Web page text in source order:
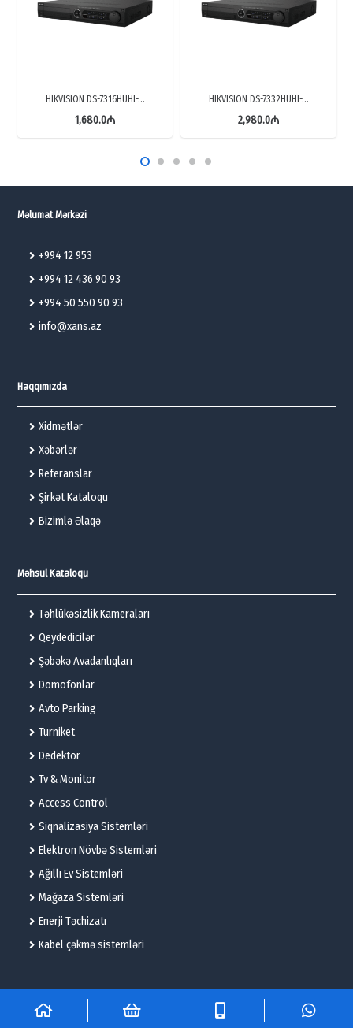
HIKVISION DS-7316HUHI-…
1,680.0₼
HIKVISION DS-7332HUHI-…
2,980.0₼
Məlumat Mərkəzi
+994 12 953
+994 12 436 90 93
+994 50 550 90 93
info@xans.az
Haqqımızda
Xidmətlər
Xəbərlər
Referanslar
Şirkət Kataloqu
Bizimlə Əlaqə
Məhsul Kataloqu
Təhlükəsizlik Kameraları
Qeydedicilər
Şəbəkə Avadanlıqları
Domofonlar
Avto Parking
Turniket
Dedektor
Tv & Monitor
Access Control
Siqnalizasiya Sistemləri
Elektron Növbə Sistemləri
Ağıllı Ev Sistemləri
Mağaza Sistemləri
Enerji Təchizatı
Kabel çəkmə sistemləri
© 2025 – Flame Technologies